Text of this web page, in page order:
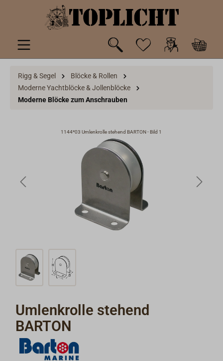
springen
Rigg & Segel
Blöcke & Rollen
Moderne Yachtblöcke & Jollenblöcke
Moderne Blöcke zum Anschrauben
1144*03 Umlenkrolle stehend BARTON - Bild 1
Umlenkrolle stehend
BARTON